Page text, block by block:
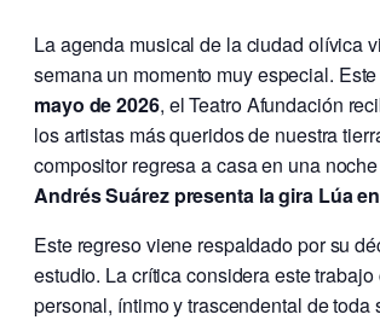
La agenda musical de la ciudad olívica
semana un momento muy especial.
mayo de 2026, el Teatro Afundación
los artistas más queridos de nuestra
compositor regresa a casa en una
Andrés Suárez presenta la gira Lúa
Este regreso viene respaldado por su
estudio. La crítica considera este
personal, íntimo y trascendental de toda